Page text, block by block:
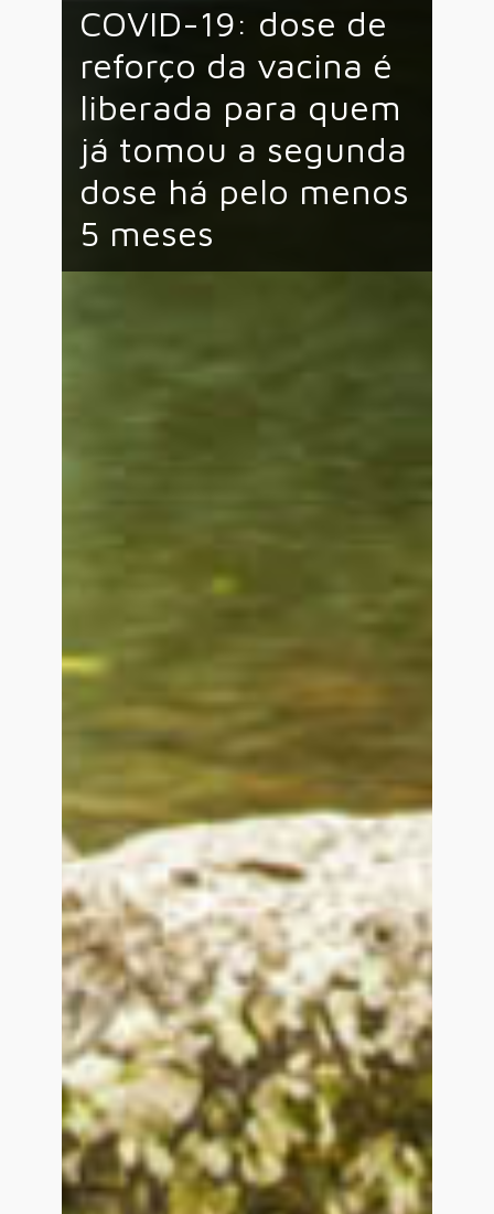
COVID-19: dose de
reforço da vacina é
liberada para quem
já tomou a segunda
dose há pelo menos
5 meses